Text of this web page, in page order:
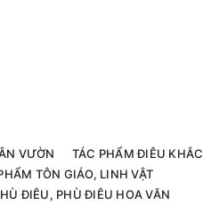
VƯỜN
TÁC PHẨM ĐIÊU KHẮC
TÔN GIÁO, LINH VẬT
ĐIÊU, PHÙ ĐIÊU HOA VĂN